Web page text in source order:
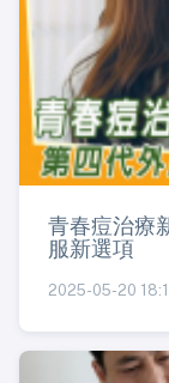
青春痘治療
服新選項
2025-05-20